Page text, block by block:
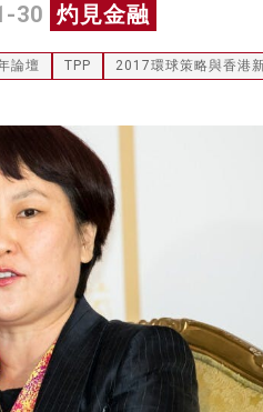
30 灼見金融
論壇 TPP 2017環球策略與香港